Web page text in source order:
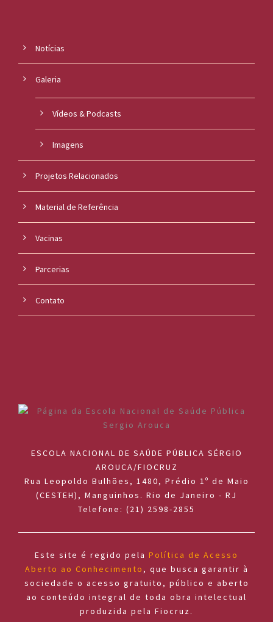
Notícias
Galeria
Vídeos & Podcasts
Imagens
Projetos Relacionados
Material de Referência
Vacinas
Parcerias
Contato
ESCOLA NACIONAL DE SAÚDE PÚBLICA SÉRGIO
AROUCA/FIOCRUZ
Rua Leopoldo Bulhões, 1480, Prédio 1º de Maio
(CESTEH), Manguinhos. Rio de Janeiro - RJ
Telefone: (21) 2598-2855
Este site é regido pela Política de Acesso
Aberto ao Conhecimento , que busca garantir à
sociedade o acesso gratuito, público e aberto
ao conteúdo integral de toda obra intelectual
produzida pela Fiocruz.